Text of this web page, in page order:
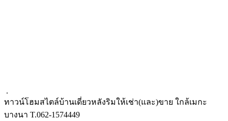
.
ทาวน์โฮมสไตล์บ้านเดี่ยวหลังริมให้เช่า(และ)ขาย ใกล้เมกะ
บางนา T.062-1574449